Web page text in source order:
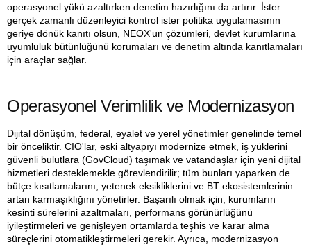
operasyonel yükü azaltırken denetim hazırlığını da artırır. İster
gerçek zamanlı düzenleyici kontrol ister politika uygulamasının
geriye dönük kanıtı olsun, NEOX'un çözümleri, devlet kurumlarına
uyumluluk bütünlüğünü korumaları ve denetim altında kanıtlamaları
için araçlar sağlar.
Operasyonel Verimlilik ve Modernizasyon
Dijital dönüşüm, federal, eyalet ve yerel yönetimler genelinde temel
bir önceliktir. CIO'lar, eski altyapıyı modernize etmek, iş yüklerini
güvenli bulutlara (GovCloud) taşımak ve vatandaşlar için yeni dijital
hizmetleri desteklemekle görevlendirilir; tüm bunları yaparken de
bütçe kısıtlamalarını, yetenek eksikliklerini ve BT ekosistemlerinin
artan karmaşıklığını yönetirler. Başarılı olmak için, kurumların
kesinti sürelerini azaltmaları, performans görünürlüğünü
iyileştirmeleri ve genişleyen ortamlarda teşhis ve karar alma
süreçlerini otomatikleştirmeleri gerekir. Ayrıca, modernizasyon